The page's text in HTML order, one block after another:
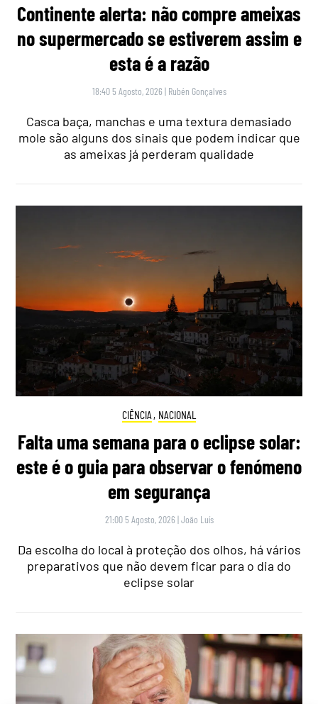
Continente alerta: não compre ameixas
no supermercado se estiverem assim e
esta é a razão
18:40 5 Agosto, 2026 | Rubén Gonçalves
Casca baça, manchas e uma textura demasiado
mole são alguns dos sinais que podem indicar que
as ameixas já perderam qualidade
CIÊNCIA , NACIONAL
Falta uma semana para o eclipse solar:
este é o guia para observar o fenómeno
em segurança
21:00 5 Agosto, 2026 |João Luís
Da escolha do local à proteção dos olhos, há vários
preparativos que não devem ficar para o dia do
eclipse solar